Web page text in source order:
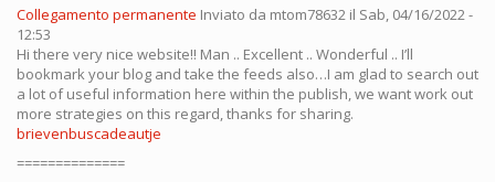
Collegamento permanente Inviato da mtom78632 il Sab, 04/16/2022 -
12:53
Hi there very nice website!! Man .. Excellent .. Wonderful .. I’ll
bookmark your blog and take the feeds also…I am glad to search out
a lot of useful information here within the publish, we want work out
more strategies on this regard, thanks for sharing.
brievenbuscadeautje
==============